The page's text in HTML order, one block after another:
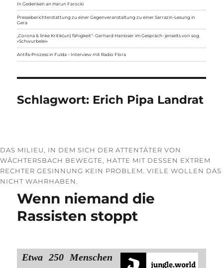
In Gedenken an Harun Farocki
Presseberichterstattung zu einer Gegenveranstaltung zu einer Sarrazin-Lesung in
Gera
„Corona & linke Kritik(un) fähigkeit“- Gerhard Hanloser im Gespräch- jenseits von sog.
»Schwurbelei«
Antifa-Prozess in Fulda – Interview mit Radio Flora
Schlagwort: Erich Pipa Landrat
DAS MILIEU, IN DEM SICH DER ATTENTÄTER VON
WÄCHTERSBACH BEWEGTE, HATTE MIT DESSEN EXTREM
RECHTER GESINNUNG KEIN PROBLEM. VIELE WOLLEN DAS
NICHT WAHRHABEN.
Wenn niemand die
Rassisten stoppt
Etwa 250 Menschen